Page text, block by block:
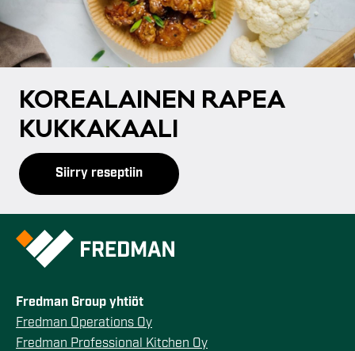
KO­REA­LAI­NEN RA­PEA
KUK­KA­KAA­LI
Siirry reseptiin
Fredman Group yhtiöt
Fredman Operations Oy
Fredman Professional Kitchen Oy